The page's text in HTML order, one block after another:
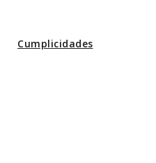
Cumplicidades